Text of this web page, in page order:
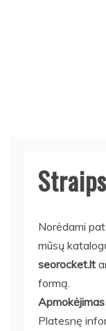
Norėdami
mūsų
seorocket.lt
formą.
Platesnę